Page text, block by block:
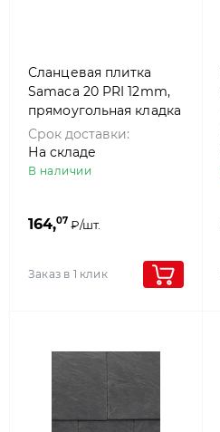
Сланцевая плитка
Samaca 20 PRI 12mm,
прямоугольная кладка
Срок доставки:
На складе
В наличии
164,07 ₽/шт.
Заказ в 1 клик